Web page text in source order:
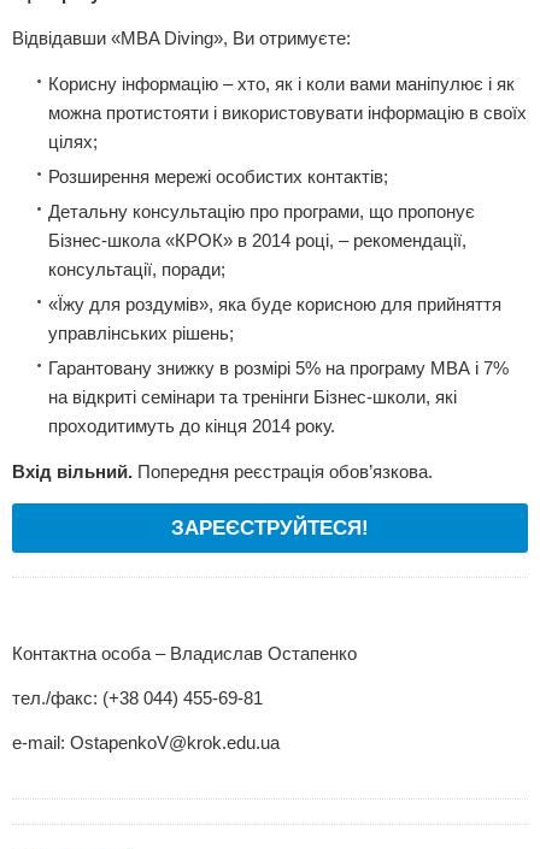
Відвідавши «MBA Diving», Ви отримуєте:
Корисну інформацію – хто, як і коли вами маніпулює і як
можна протистояти і використовувати інформацію в своїх
цілях;
Розширення мережі особистих контактів;
Детальну консультацію про програми, що пропонує
Бізнес-школа «КРОК» в 2014 році, – рекомендації,
консультації, поради;
«Їжу для роздумів», яка буде корисною для прийняття
управлінських рішень;
Гарантовану знижку в розмірі 5% на програму МВА і 7%
на відкриті семінари та тренінги Бізнес-школи, які
проходитимуть до кінця 2014 року.
Вхід вільний. Попередня реєстрація обов’язкова.
ЗАРЕЄСТРУЙТЕСЯ!
Контактна особа – Владислав Остапенко
тел./факс: (+38 044) 455-69-81
e-mail: OstapenkoV@krok.edu.ua